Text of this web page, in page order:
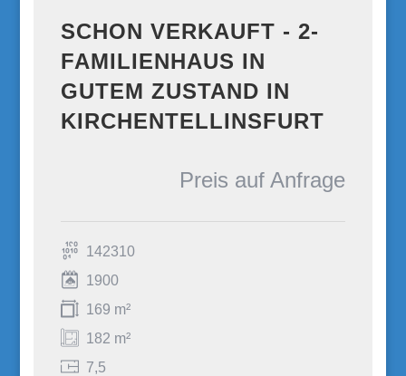
SCHON VERKAUFT - 2-
FAMILIENHAUS IN
GUTEM ZUSTAND IN
KIRCHENTELLINSFURT
Preis auf Anfrage
142310
1900
169 m²
182 m²
7,5